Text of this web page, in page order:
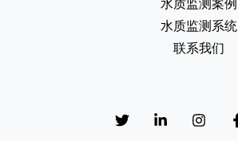
水质监测案例
水质监测系统
联系我们